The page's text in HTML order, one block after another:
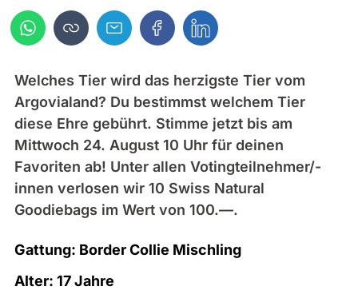
Welches Tier wird das herzigste Tier vom
Argovialand? Du bestimmst welchem Tier
diese Ehre gebührt. Stimme jetzt bis am
Mittwoch 24. August 10 Uhr für deinen
Favoriten ab! Unter allen Votingteilnehmer/-
innen verlosen wir 10 Swiss Natural
Goodiebags im Wert von 100.—.
Gattung: Border Collie Mischling
Alter: 17 Jahre